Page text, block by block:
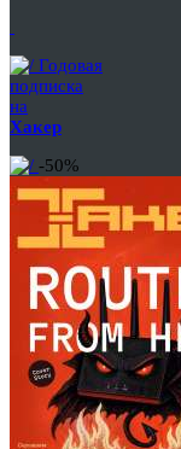
Годовая
подписка
на
Хакер
-50%